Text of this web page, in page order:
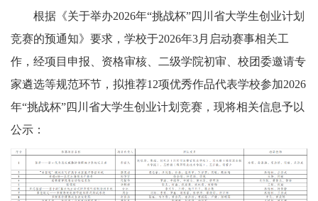
根据《关于举办2026年“挑战杯”四川省大学生创业计划
竞赛的预通知》要求，学校于2026年3月启动赛事相关工
作，经项目申报、资格审核、二级学院初审、校团委邀请专
家遴选等规范环节，拟推荐12项优秀作品代表学校参加2026
年“挑战杯”四川省大学生创业计划竞赛，现将相关信息予以
公示：